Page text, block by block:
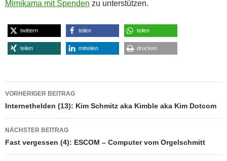
Mimikama mit Spenden zu unterstützen.
twittern teilen teilen
teilen mitteilen drucken
Beitragsnavigation
VORHERIGER BEITRAG
Internethelden (13): Kim Schmitz aka Kimble aka Kim Dotcom
NÄCHSTER BEITRAG
Fast vergessen (4): ESCOM – Computer vom Orgelschmitt